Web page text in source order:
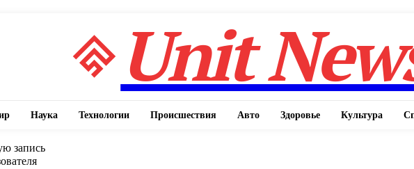
Unit
Наука Технологии Происшествия Авто Здоровье Культура
запись